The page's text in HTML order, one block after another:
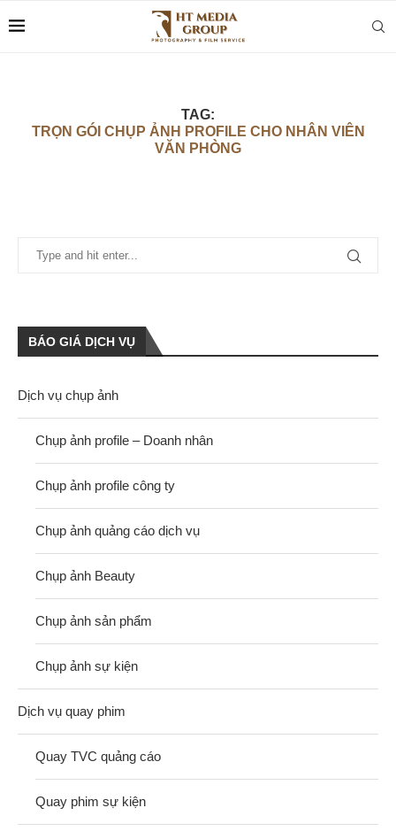
TAG:
TRỌN GÓI CHỤP ẢNH PROFILE CHO NHÂN VIÊN
VĂN PHÒNG
BÁO GIÁ DỊCH VỤ
Dịch vụ chụp ảnh
Chụp ảnh profile – Doanh nhân
Chụp ảnh profile công ty
Chụp ảnh quảng cáo dịch vụ
Chụp ảnh Beauty
Chụp ảnh sản phẩm
Chụp ảnh sự kiện
Dịch vụ quay phim
Quay TVC quảng cáo
Quay phim sự kiện